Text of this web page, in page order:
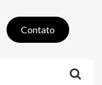
Contato